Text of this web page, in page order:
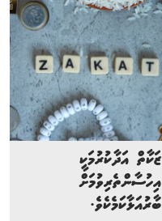
ޒަކާތް އަދާކުރުމަކީ
އިހުސާންތެރިވުމަށް
ބާރުއަޅާކަމެކެވެ.